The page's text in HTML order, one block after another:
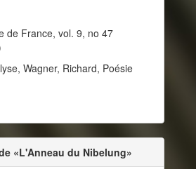
de France, vol. 9, no 47
Wagner, Richard, Poésie
«L'Anneau du Nibelung»